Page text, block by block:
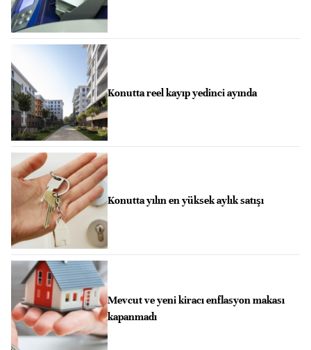
Konutta reel kayıp yedinci ayında
Konutta yılın en yüksek aylık satışı
Mevcut ve yeni kiracı enflasyon makası
kapanmadı